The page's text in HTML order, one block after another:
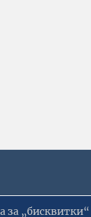
за „бисквитки“